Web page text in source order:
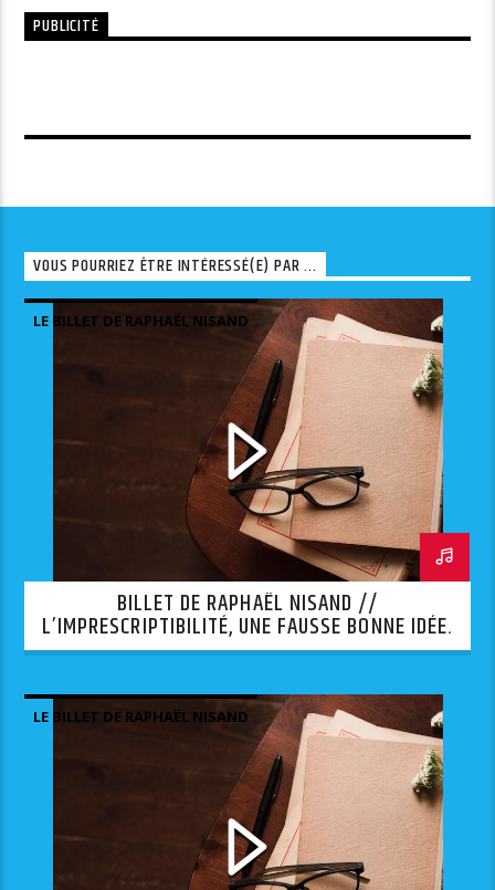
PUBLICITÉ
VOUS POURRIEZ ÊTRE INTÉRESSÉ(E) PAR ...
LE BILLET DE RAPHAËL NISAND
BILLET DE RAPHAËL NISAND //
L’IMPRESCRIPTIBILITÉ, UNE FAUSSE BONNE IDÉE.
LE BILLET DE RAPHAËL NISAND